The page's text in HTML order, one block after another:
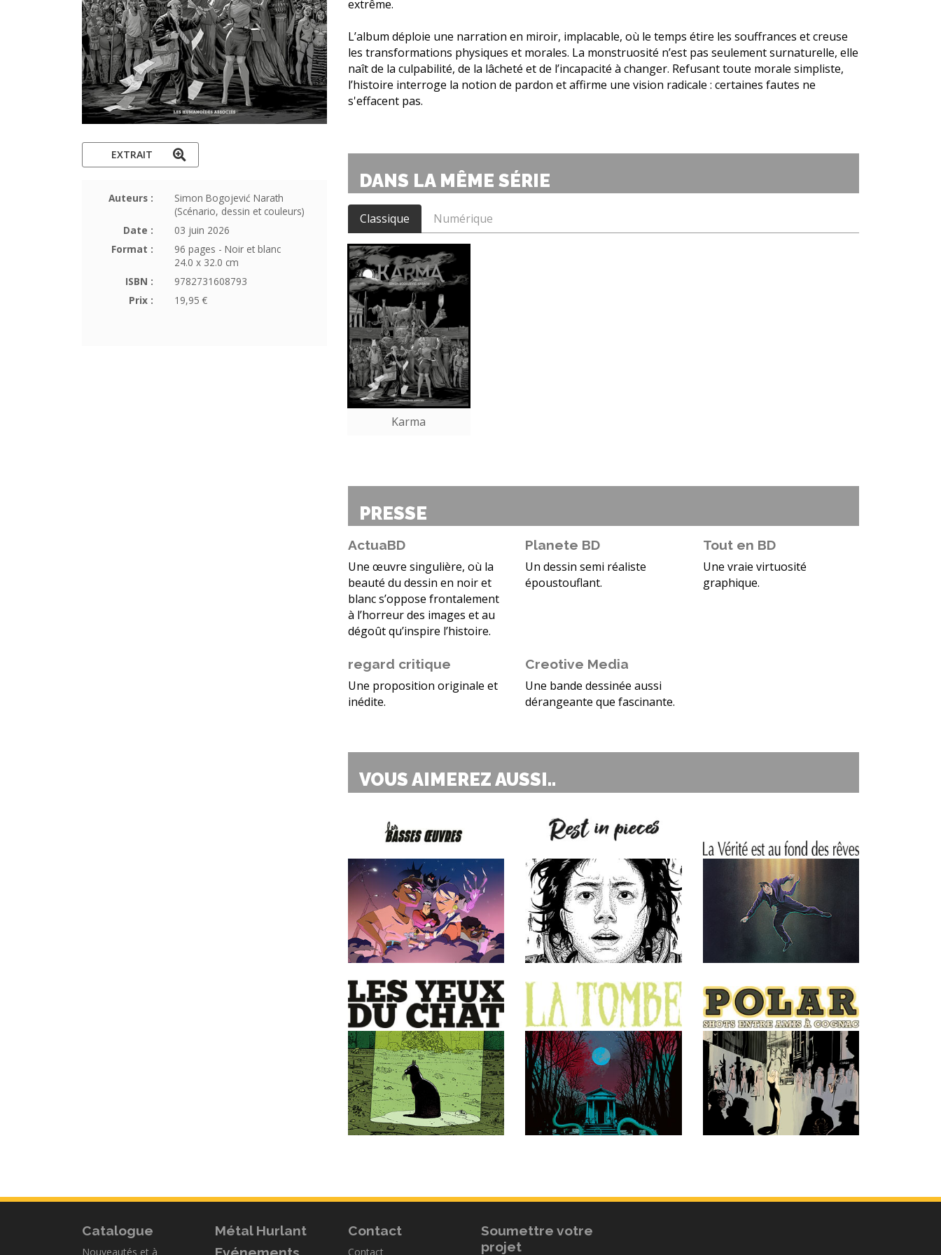
EXTRAIT
Auteurs :
Simon Bogojević Narath
(Scénario, dessin et couleurs)
Date :
03 juin 2026
Format :
96 pages - Noir et blanc
24.0 x 32.0 cm
ISBN :
9782731608793
Prix :
19,95 €
extrême.
L’album déploie une narration en miroir, implacable, où le temps étire les souffrances et creuse
les transformations physiques et morales. La monstruosité n’est pas seulement surnaturelle, elle
naît de la culpabilité, de la lâcheté et de l’incapacité à changer. Refusant toute morale simpliste,
l’histoire interroge la notion de pardon et affirme une vision radicale : certaines fautes ne
s'effacent pas.
DANS LA MÊME SÉRIE
Classique Numérique
Karma
PRESSE
ActuaBD
Une œuvre singulière, où la
beauté du dessin en noir et
blanc s’oppose frontalement
à l’horreur des images et au
dégoût qu’inspire l’histoire.
Planete BD
Un dessin semi réaliste
époustouflant.
Tout en BD
Une vraie virtuosité
graphique.
regard critique
Une proposition originale et
inédite.
Creotive Media
Une bande dessinée aussi
dérangeante que fascinante.
VOUS AIMEREZ AUSSI..
Catalogue
Nouveautés et à
Métal Hurlant
Contact
Contact
Soumettre votre
projet